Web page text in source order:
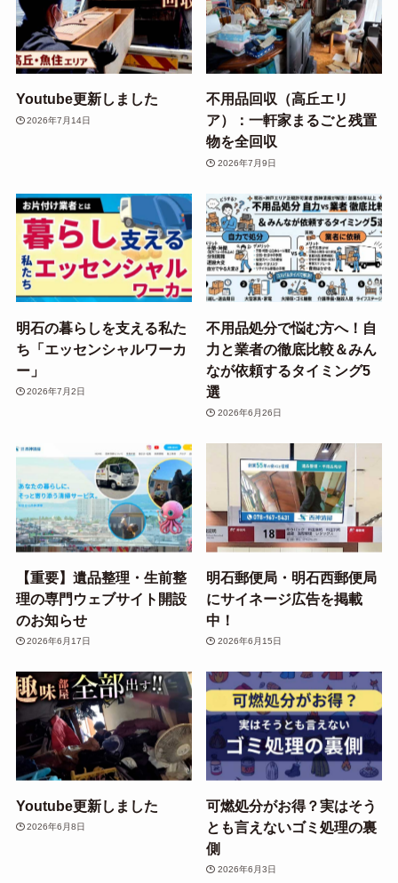
Youtube更新しました
2026年7月14日
不用品回収（高丘エリ
ア）：一軒家まるごと残置
物を全回収
2026年7月9日
明石の暮らしを支える私た
ち「エッセンシャルワーカ
ー」
2026年7月2日
不用品処分で悩む方へ！自
力と業者の徹底比較＆みん
なが依頼するタイミング5
選
2026年6月26日
【重要】遺品整理・生前整
理の専門ウェブサイト開設
のお知らせ
2026年6月17日
明石郵便局・明石西郵便局
にサイネージ広告を掲載
中！
2026年6月15日
Youtube更新しました
2026年6月8日
可燃処分がお得？実はそう
とも言えないゴミ処理の裏
側
2026年6月3日